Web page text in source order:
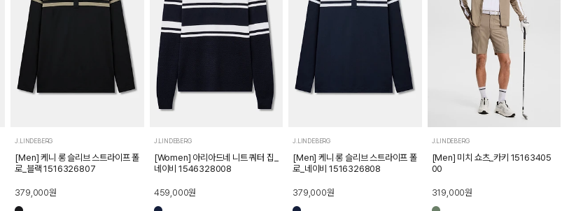
J.LINDEBERG
[Men] 케니 롱 슬리브 스트라이프 폴
로_블랙 1516326807
379,000원
J.LINDEBERG
[Women] 아리아드네 니트 쿼터 집_
네이비 1546328008
459,000원
J.LINDEBERG
[Men] 케니 롱 슬리브 스트라이프 폴
로_네이비 1516326808
379,000원
J.LINDEBERG
[Men] 미치 쇼츠_카키 15163405
00
319,000원